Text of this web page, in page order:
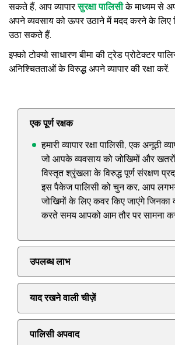
सकते हैं, आप व्यापारसुरक्षा पालिसीके माध्यम से
अपने व्यवसाय को ऊपर उठाने में मदद करने के
उठा सकते हैं.
इफ्को टोक्यो साधारण बीमा की ट्रेड प्रोटेक्टर
अनिश्चितताओं के विरुद्ध अपने व्यापार की रक्षा करें.
एक पूर्ण रक्षक
हमारी व्यापार रक्षा पालिसी, एक अनूठी
जो आपके व्यवसाय को जोखिमों और
विस्तृत श्रृंखला के विरुद्ध पूर्ण संरक्षण
इस पैकेज पालिसी को चुन कर, आप
जोखिमों के लिए कवर किए जाएंगे जिनका
करते समय आपको आम तौर पर सामना
उपलब्ध लाभ
याद रखने वाली चीज़ें
पालिसी अपवाद